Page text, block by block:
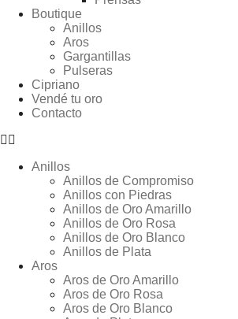
Boutique
Anillos
Aros
Gargantillas
Pulseras
Cipriano
Vendé tu oro
Contacto
Anillos
Anillos de Compromiso
Anillos con Piedras
Anillos de Oro Amarillo
Anillos de Oro Rosa
Anillos de Oro Blanco
Anillos de Plata
Aros
Aros de Oro Amarillo
Aros de Oro Rosa
Aros de Oro Blanco